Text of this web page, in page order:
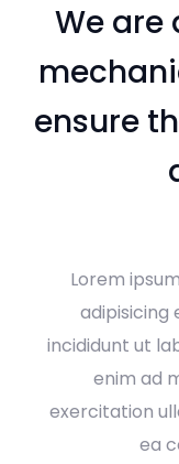
We are
ensure
Lorem
adipisicing
incididunt ut
enim ad
exercitation
ea